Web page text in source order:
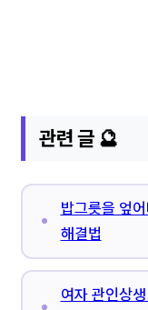
관련 글 🔮
밥그릇을 엎
해결법
여자 관인상